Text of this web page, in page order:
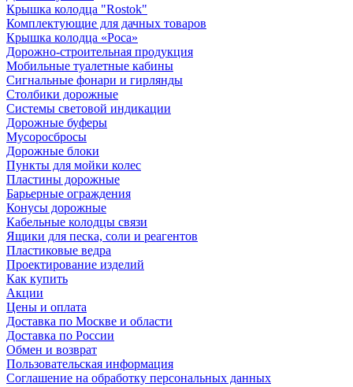
Крышка колодца "Rostok"
Комплектующие для дачных товаров
Крышка колодца «Роса»
Дорожно-строительная продукция
Мобильные туалетные кабины
Сигнальные фонари и гирлянды
Столбики дорожные
Системы световой индикации
Дорожные буферы
Мусоросбросы
Дорожные блоки
Пункты для мойки колес
Пластины дорожные
Барьерные ограждения
Конусы дорожные
Кабельные колодцы связи
Ящики для песка, соли и реагентов
Пластиковые ведра
Проектирование изделий
Как купить
Акции
Цены и оплата
Доставка по Москве и области
Доставка по России
Обмен и возврат
Пользовательская информация
Соглашение на обработку персональных данных